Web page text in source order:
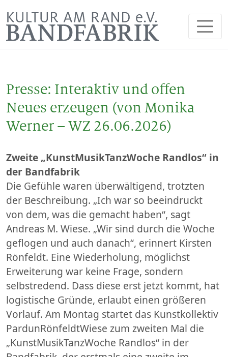
Presse: Interaktiv und offen
Neues erzeugen (von Monika
Werner – WZ 26.06.2026)
Zweite „KunstMusikTanzWoche Randlos“ in
der Bandfabrik
Die Gefühle waren überwältigend, trotzten
der Beschreibung. „Ich war so beeindruckt
von dem, was die gemacht haben“, sagt
Andreas M. Wiese. „Wir sind durch die Woche
geflogen und auch danach“, erinnert Kirsten
Rönfeldt. Eine Wiederholung, möglichst
Erweiterung war keine Frage, sondern
selbstredend. Dass diese erst jetzt kommt, hat
logistische Gründe, erlaubt einen größeren
Vorlauf. Am Montag startet das Kunstkollektiv
PardunRönfeldtWiese zum zweiten Mal die
„KunstMusikTanzWoche Randlos“ in der